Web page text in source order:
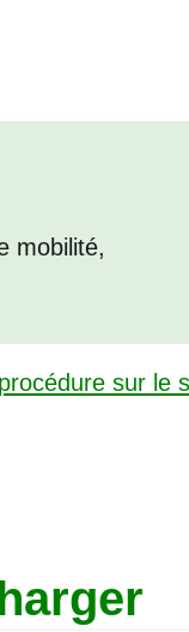
mobilité,
sur le